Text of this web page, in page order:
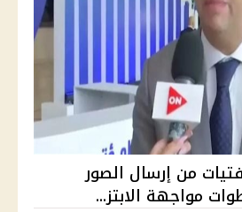
من إرسال الصور
مواجهة الابتز...